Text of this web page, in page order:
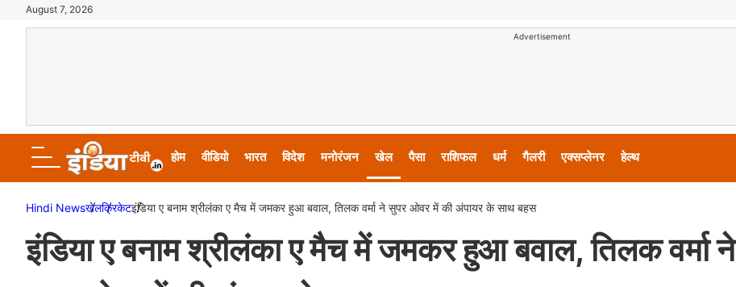
August 7, 2026
Advertisement
होम वीडियो भारत विदेश मनोरंजन खेल पैसा राशिफल धर्म गैलरी एक्सप्लेनर हेल्थ
Hindi Newsखेलक्रिकेटइंडिया ए बनाम श्रीलंका ए मैच में जमकर हुआ बवाल, तिलक वर्मा ने सुपर ओवर में की अंपायर के साथ बहस
इंडिया ए बनाम श्रीलंका ए मैच में जमकर हुआ बवाल, तिलक वर्मा ने